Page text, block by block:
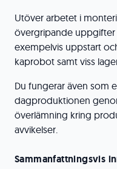
Utöver arbetet i
övergripande
exempelvis uppstart
kaprobot samt viss
Du fungerar även som
dagproduktionen
överlämning kring
avvikelser.
Sammanfattningsvis